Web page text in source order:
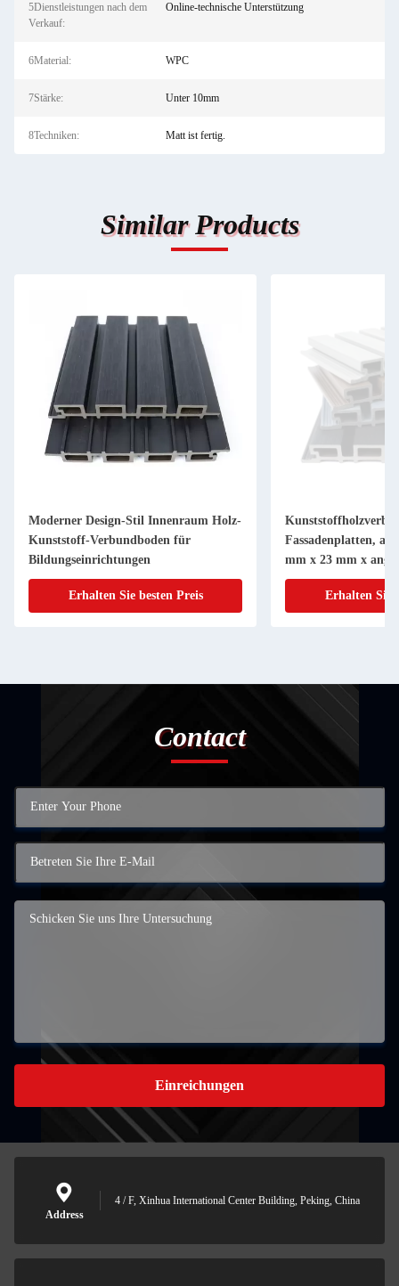
5Dienstleistungen nach dem
Verkauf:
Online-technische Unterstützung
6Material: WPC
7Stärke: Unter 10mm
8Techniken: Matt ist fertig.
Similar Products
Moderner Design-Stil Innenraum Holz-
Kunststoff-Verbundboden für
Bildungseinrichtungen
Erhalten Sie besten Preis
Fassadenplatten,
mm x 23 mm x
Erhalten Sie
Contact
Einreichungen
Address
4 / F, Xinhua International Center Building, Peking, China